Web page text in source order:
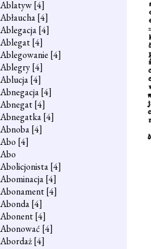
Ablatyw[4]
Abłaucha[4]
Ablegacja[4]
Ablegat[4]
Ablegowanie [4]
Ablegry[4]
Ablucja[4]
Abnegacja[4]
Abnegat[4]
Abnegatka[4]
Abnoba[4]
Abo [4]
Abo
Abolicjonista[4]
Abominacja[4]
Abonament[4]
Abonda[4]
Abonent[4]
Abonować [4]
Abordaż[4]